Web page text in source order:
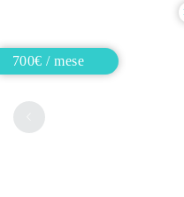
700€ / mese